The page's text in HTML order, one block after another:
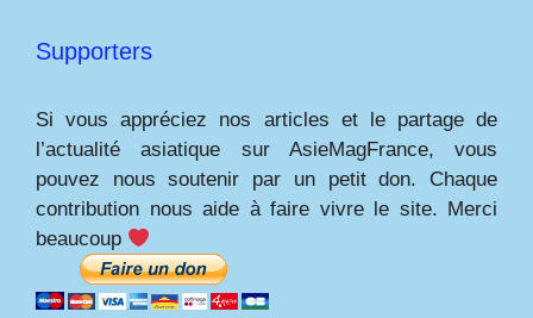
Supporters
Si vous appréciez nos articles et le partage de
l’actualité asiatique sur AsieMagFrance, vous
pouvez nous soutenir par un petit don. Chaque
contribution nous aide à faire vivre le site. Merci
beaucoup